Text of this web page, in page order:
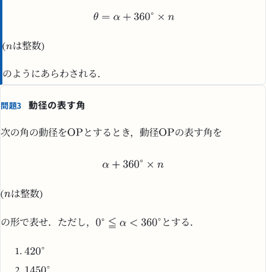
( は整数)
のようにあらわされる．
問題3 動径の表す角
次の角の動径を とするとき，動径 の表す角を
( は整数)
の形で表せ．ただし， とする．